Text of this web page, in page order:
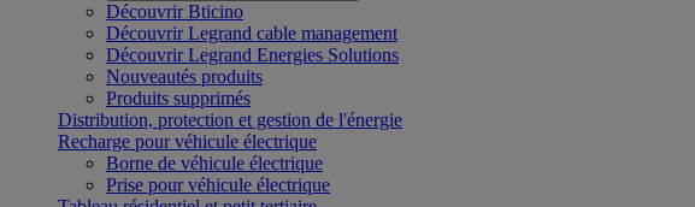
Découvrir Bticino
Découvrir Legrand cable management
Découvrir Legrand Energies Solutions
Nouveautés produits
Produits supprimés
Distribution, protection et gestion de l'énergie
Recharge pour véhicule électrique
Borne de véhicule électrique
Prise pour véhicule électrique